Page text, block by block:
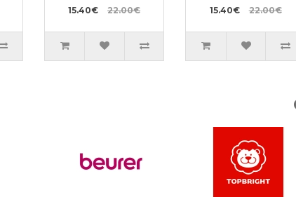
15.40€ 22.00€ 15.40€ 22.00€